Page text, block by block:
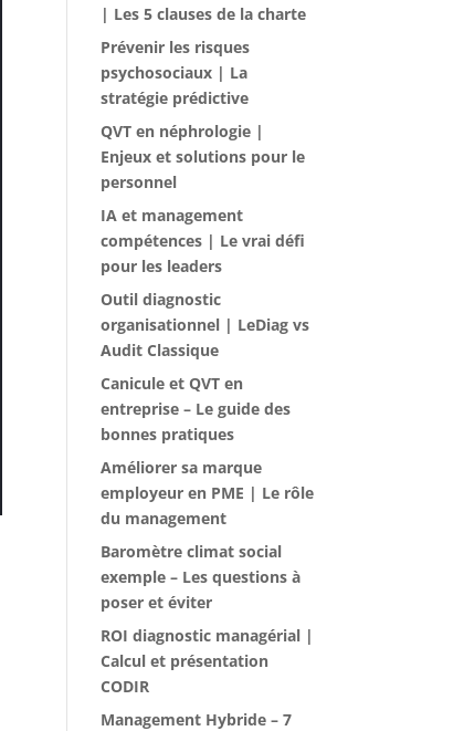
| Les 5 clauses de la charte
Prévenir les risques
psychosociaux | La
stratégie prédictive
QVT en néphrologie |
Enjeux et solutions pour le
personnel
IA et management
compétences | Le vrai défi
pour les leaders
Outil diagnostic
organisationnel | LeDiag vs
Audit Classique
Canicule et QVT en
entreprise – Le guide des
bonnes pratiques
Améliorer sa marque
employeur en PME | Le rôle
du management
Baromètre climat social
exemple – Les questions à
poser et éviter
ROI diagnostic managérial |
Calcul et présentation
CODIR
Management Hybride – 7